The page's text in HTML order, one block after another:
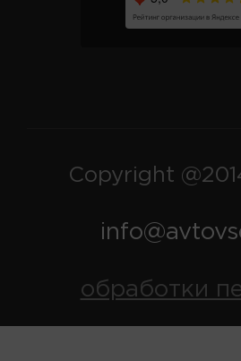
Copyright
обработки